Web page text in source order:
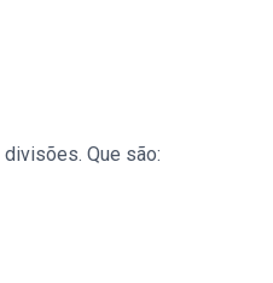
Que são: